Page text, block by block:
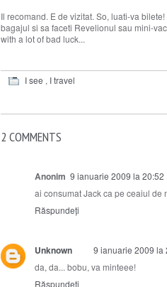
Il recomand. E de vizitat. So, luati-va
bagajul si sa faceti Revelionul sau mini-
with a lot of bad luck...
I see , I travel
2 COMMENTS
Anonim 9 ianuarie 2009 la 20:52
ai consumat Jack ca pe ceaiul de
Răspundeți
Unknown
9 ianuarie 2009 la
da, da... bobu, va minteee!
Răspundeți